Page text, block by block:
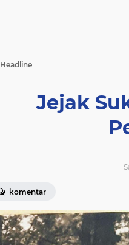
Headline
Jejak
komentar